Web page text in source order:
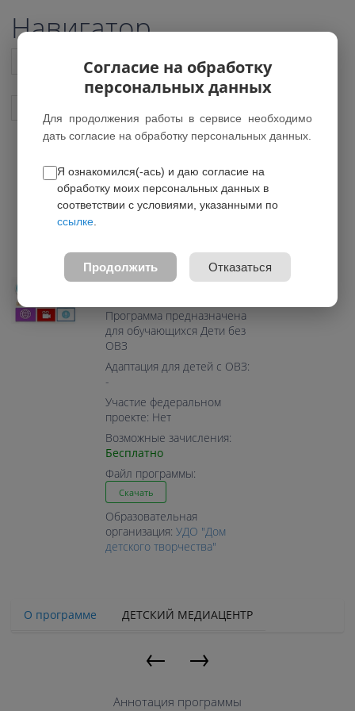
Навигатор
Список всех программ
Детский медиацентр
*Нет действующих групп
Возраст: 12-17 лет
Направление: Социально-
Программа предназначена
для обучающихся Дети без
ОВЗ
Адаптация для детей с ОВЗ:
-
Участие федеральном
проекте: Нет
Возможные зачисления:
Бесплатно
Файл программы:
Скачать
Образовательная
организация: УДО "Дом
детского творчества"
О программе ДЕТСКИЙ МЕДИАЦЕНТР
← →
Аннотация программы
Согласие на обработку
персональных данных
Для продолжения работы в сервисе необходимо
дать согласие на обработку персональных данных.
Я ознакомился(-ась) и даю согласие на
обработку моих персональных данных в
соответствии с условиями, указанными по
ссылке
Продолжить Отказаться